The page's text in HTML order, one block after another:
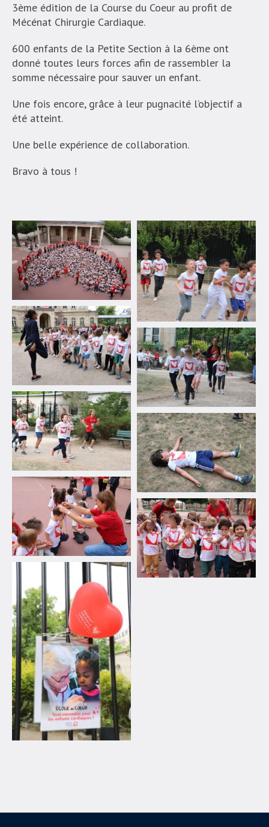
3ème édition de la Course du Coeur au profit de
Mécénat Chirurgie Cardiaque.
600 enfants de la Petite Section à la 6ème ont
donné toutes leurs forces afin de rassembler la
somme nécessaire pour sauver un enfant.
Une fois encore, grâce à leur pugnacité l’objectif a
été atteint.
Une belle expérience de collaboration.
Bravo à tous !